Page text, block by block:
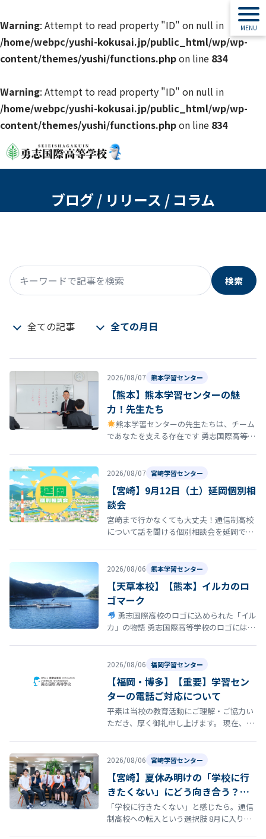
Warning: Attempt to read property "ID" on null in
/home/webpc/yushi-kokusai.jp/public_html/wp/wp-
content/themes/yushi/functions.phpon line 834
Warning: Attempt to read property "ID" on null in
/home/webpc/yushi-kokusai.jp/public_html/wp/wp-
content/themes/yushi/functions.phpon line 834
ブログ / リリース / コラム
キーワードで記事を検索
検索
全ての記事 全ての月日
2026/08/07 熊本学習センター
【熊本】熊本学習センターの魅
力！先生たち
熊本学習センターの先生たちは、チーム
であなたを支える存在です 勇志国際高等学
2026/08/07 宮崎学習センター
【宮崎】9月12日（土）延岡個別相
談会
宮崎まで行かなくても大丈夫！通信制高校
について話を聞ける個別相談会を延岡で開
2026/08/06 熊本学習センター
【天草本校】【熊本】イルカのロ
ゴマーク
勇志国際高校のロゴに込められた「イル
カ」の物語 勇志国際高等学校のロゴには、
2026/08/06 福岡学習センター
【福岡・博多】【重要】学習セン
ターの電話ご対応について
平素は当校の教育活動にご理解・ご協力い
ただき、厚く御礼申し上げます。 現在、福
2026/08/06 宮崎学習センター
【宮崎】夏休み明けの「学校に行
きたくない」にどう向き合う？通
信制高校という選択肢
「学校に行きたくない」と感じたら。通信
制高校への転入という選択肢 8月に入り、